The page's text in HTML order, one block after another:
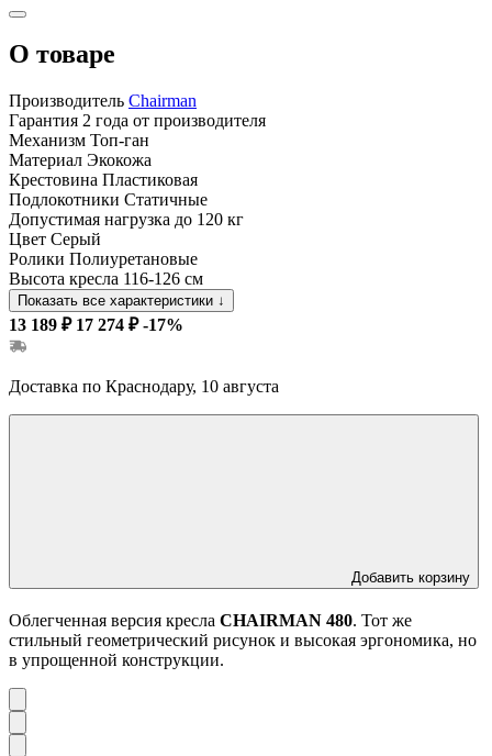
О товаре
Производитель Chairman
Гарантия 2 года от производителя
Механизм Топ-ган
Материал Экокожа
Крестовина Пластиковая
Подлокотники Статичные
Допустимая нагрузка до 120 кг
Цвет Серый
Ролики Полиуретановые
Высота кресла 116-126 см
Показать все характеристики ↓
13 189 ₽ 17 274 ₽ -17%
Доставка по Краснодару, 10 августа
Добавить корзину
Облегченная версия кресла CHAIRMAN 480. Тот же
стильный геометрический рисунок и высокая эргономика, но
в упрощенной конструкции.